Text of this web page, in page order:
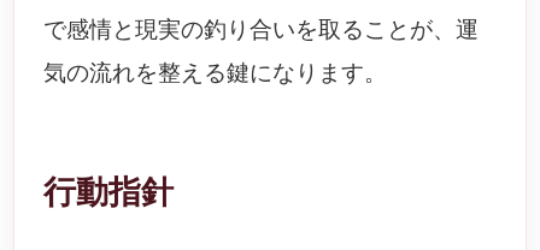
で感情と現実の釣り合いを取ることが、運
気の流れを整える鍵になります。
行動指針